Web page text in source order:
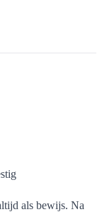
als bewijs. Na